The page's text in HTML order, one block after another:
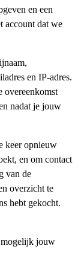
en een
account dat we
en IP-adres.
overeenkomst
nadat je jouw
keer opnieuw
en om contact
van de
overzicht te
hebt gekocht.
mogelijk jouw